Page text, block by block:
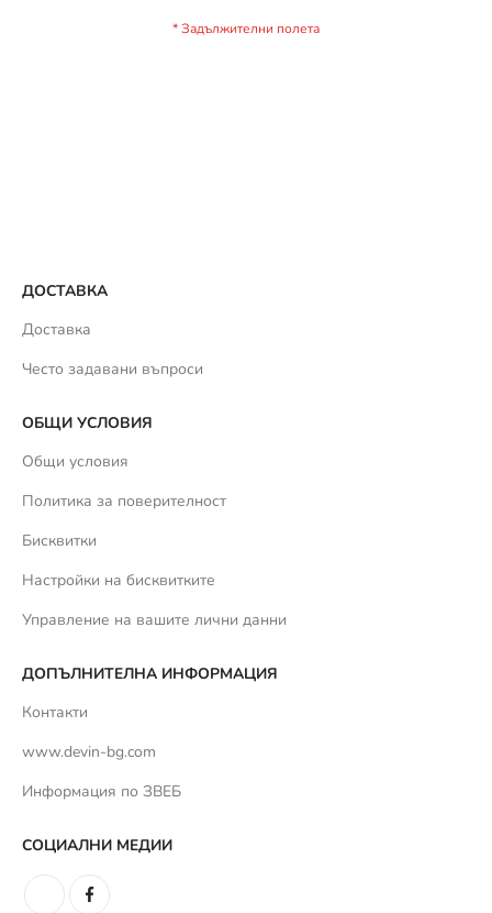
ДОСТАВКА
Доставка
Често задавани въпроси
ОБЩИ УСЛОВИЯ
Общи условия
Политика за поверителност
Бисквитки
Настройки на бисквитките
Управление на вашите лични данни
ДОПЪЛНИТЕЛНА ИНФОРМАЦИЯ
Контакти
www.devin-bg.com
Информация по ЗВЕБ
СОЦИАЛНИ МЕДИИ